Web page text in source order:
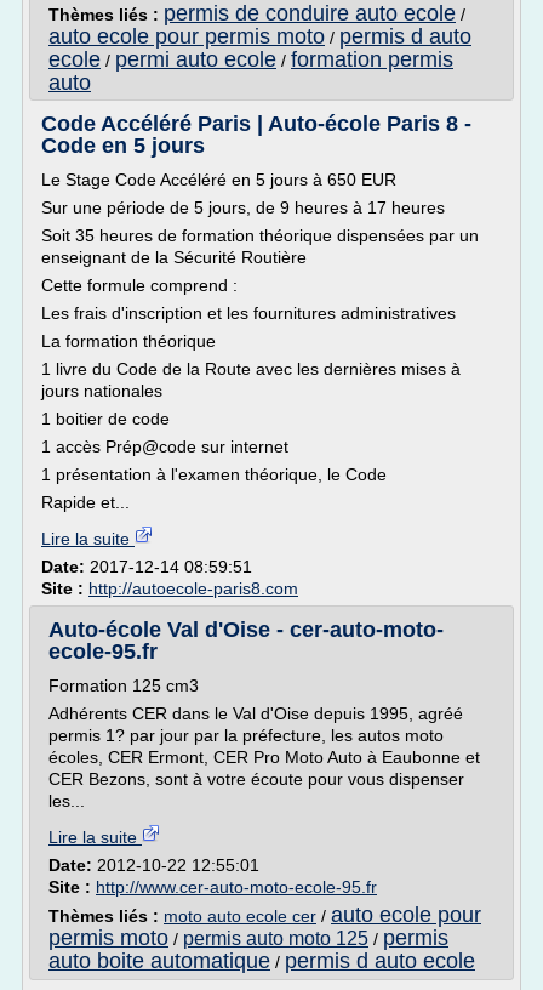
Thèmes liés : permis de conduire auto ecole /
auto ecole pour permis moto / permis d auto
ecole / permi auto ecole / formation permis
auto
Code Accéléré Paris | Auto-école Paris 8 -
Code en 5 jours
Le Stage Code Accéléré en 5 jours à 650 EUR
Sur une période de 5 jours, de 9 heures à 17 heures
Soit 35 heures de formation théorique dispensées par un
enseignant de la Sécurité Routière
Cette formule comprend :
Les frais d'inscription et les fournitures administratives
La formation théorique
1 livre du Code de la Route avec les dernières mises à
jours nationales
1 boitier de code
1 accès Prép@code sur internet
1 présentation à l'examen théorique, le Code
Rapide et...
Lire la suite
Date: 2017-12-14 08:59:51
Site : http://autoecole-paris8.com
Auto-école Val d'Oise - cer-auto-moto-
ecole-95.fr
Formation 125 cm3
Adhérents CER dans le Val d'Oise depuis 1995, agréé
permis 1? par jour par la préfecture, les autos moto
écoles, CER Ermont, CER Pro Moto Auto à Eaubonne et
CER Bezons, sont à votre écoute pour vous dispenser
les...
Lire la suite
Date: 2012-10-22 12:55:01
Site : http://www.cer-auto-moto-ecole-95.fr
Thèmes liés : moto auto ecole cer / auto ecole pour
permis moto / permis auto moto 125 / permis
auto boite automatique / permis d auto ecole